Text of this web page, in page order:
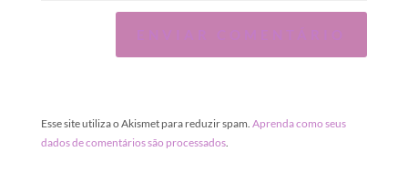
Esse site utiliza o Akismet para reduzir spam. Aprenda como seus
dados de comentários são processados.